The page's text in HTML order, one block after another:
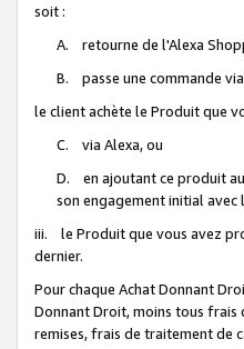
soit :
A. retourne de l'Alexa
B. passe une commande
le client achète le Produit que
C. via Alexa, ou
D. en ajoutant ce produit
son engagement initial avec
iii. le Produit que vous avez
dernier.
Pour chaque Achat Donnant
Donnant Droit, moins tous frais
remises, frais de traitement de